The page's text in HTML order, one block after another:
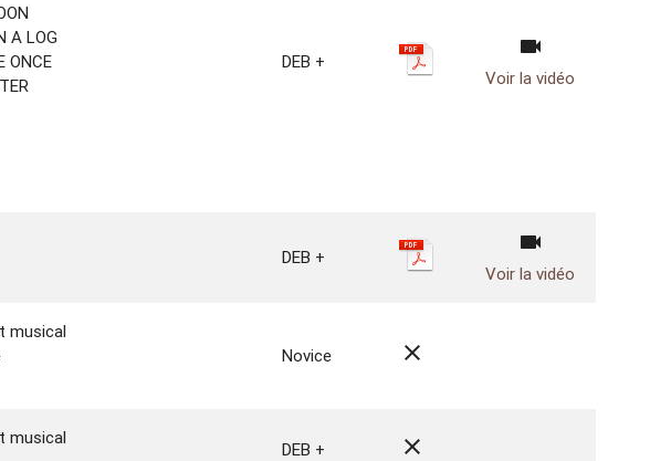
A LOG
ONCE
DEB +
videocam
Voir la vidéo
DEB +
videocam
Voir la vidéo
musical
Novice close
musical
DEB + close